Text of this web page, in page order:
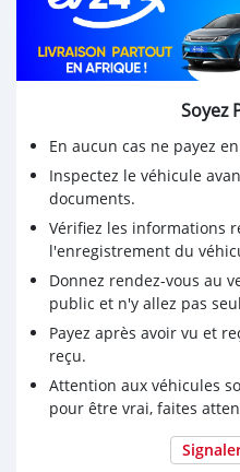
Soyez
En aucun cas ne payez
Inspectez le véhicule
documents.
Vérifiez les informations
l'enregistrement du
Donnez rendez-vous au
public et n'y allez pas
Payez après avoir vu et
reçu.
Attention aux véhicules
pour être vrai, faites